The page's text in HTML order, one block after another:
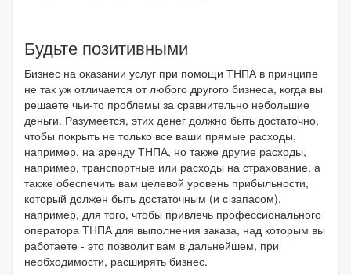
Будьте позитивными
Бизнес на оказании услуг при помощи ТНПА в принципе
не так уж отличается от любого другого бизнеса, когда вы
решаете чьи-то проблемы за сравнительно небольшие
деньги. Разумеется, этих денег должно быть достаточно,
чтобы покрыть не только все ваши прямые расходы,
например, на аренду ТНПА, но также другие расходы,
например, транспортные или расходы на страхование, а
также обеспечить вам целевой уровень прибыльности,
который должен быть достаточным (и с запасом),
например, для того, чтобы привлечь профессионального
оператора ТНПА для выполнения заказа, над которым вы
работаете - это позволит вам в дальнейшем, при
необходимости, расширять бизнес.